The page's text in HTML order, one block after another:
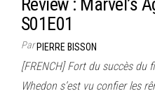
Review : Marvel’s
S01E01
ParPIERRE BISSON
[FRENCH] Fort du succès du
Whedon s’est vu confier les